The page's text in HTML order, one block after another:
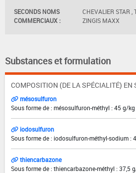
SECONDS NOMS
COMMERCIAUX :
CHEVALIER STAR ,
ZINGIS MAXX
Substances et formulation
COMPOSITION (DE LA SPÉCIALITÉ) EN
mésosulfuron
Sous forme de : mésosulfuron-méthyl : 45 g/kg
iodosulfuron
Sous forme de : iodosulfuron-méthyl-sodium :
thiencarbazone
Sous forme de : thiencarbazone-méthyl : 37,5